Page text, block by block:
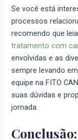
Se você está
processos
recomendo que
tratamento com
envolvidas e as
sempre levando
equipe na FITO
suas dúvidas e
jornada.